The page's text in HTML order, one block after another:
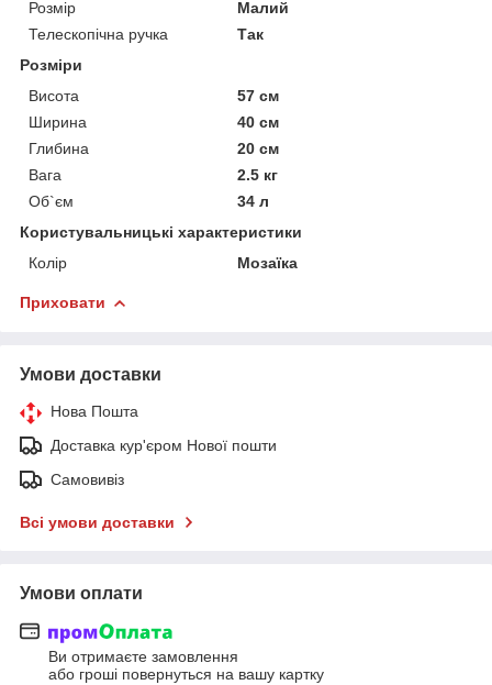
Розмір
Малий
Телескопічна ручка
Так
Розміри
Висота
57 см
Ширина
40 см
Глибина
20 см
Вага
2.5 кг
Об`єм
34 л
Користувальницькі характеристики
Колір
Мозаїка
Приховати
Умови доставки
Нова Пошта
Доставка кур'єром Нової пошти
Самовивіз
Всі умови доставки
Умови оплати
Ви отримаєте замовлення
або гроші повернуться на вашу картку